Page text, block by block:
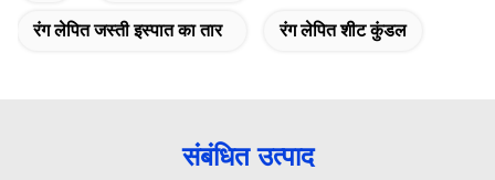
रंग लेपित जस्ती इस्पात का तार रंग लेपित शीट कुंडल
संबंधित उत्पाद